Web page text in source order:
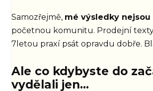
Samozřejmě, mé výsledky
početnou komunitu. Prodejní
7letou praxí psát opravdu dobře.
Ale co kdybyste do
vydělali jen...